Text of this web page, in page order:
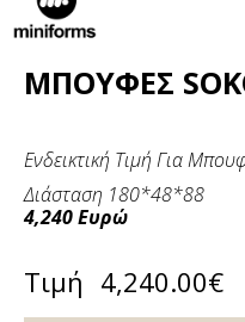
ΜΠΟΥΦΈΣ
Ενδεικτική Τιμή Για
Διάσταση 180*48*88
4,240Ευρώ
Τιμή 4,240.00€